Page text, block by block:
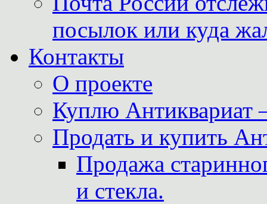
посылок или куда
Контакты
О проекте
Куплю Антиквариат
Продать и купить
Продажа
и стекла.